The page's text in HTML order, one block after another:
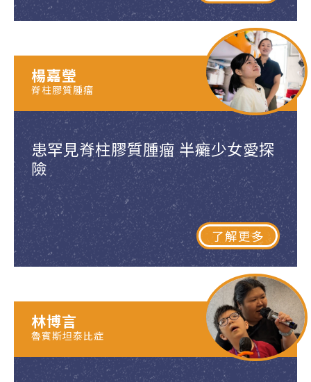
患罕見脊柱膠質腫瘤 半癱少女愛探
險
了解更多
楊嘉瑩
脊柱膠質腫瘤
林博言
魯賓斯坦泰比症